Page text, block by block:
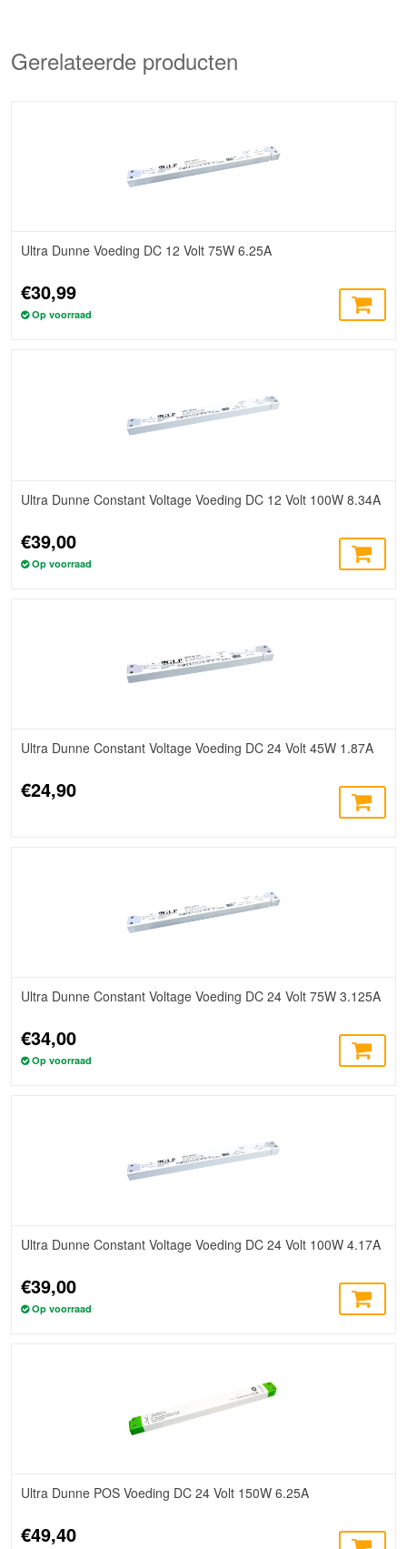
Gerelateerde producten
Ultra Dunne Voeding DC 12 Volt 75W 6.25A
€30,99
Op voorraad
Ultra Dunne Constant Voltage Voeding DC 12 Volt 100W 8.34A
€39,00
Op voorraad
Ultra Dunne Constant Voltage Voeding DC 24 Volt 45W 1.87A
€24,90
Ultra Dunne Constant Voltage Voeding DC 24 Volt 75W 3.125A
€34,00
Op voorraad
Ultra Dunne Constant Voltage Voeding DC 24 Volt 100W 4.17A
€39,00
Op voorraad
Ultra Dunne POS Voeding DC 24 Volt 150W 6.25A
€49,40